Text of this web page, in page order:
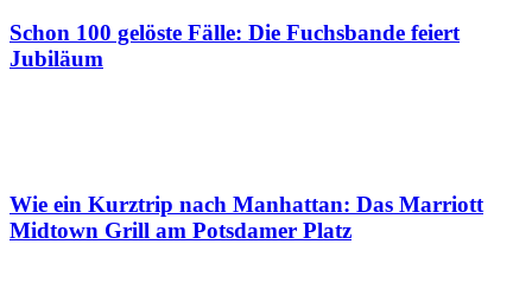
Schon 100 gelöste Fälle: Die Fuchsbande feiert
Jubiläum
Wie ein Kurztrip nach Manhattan: Das Marriott
Midtown Grill am Potsdamer Platz